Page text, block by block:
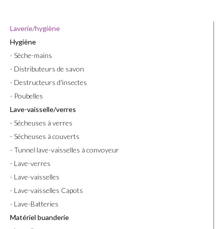
Laverie/hygiène
Hygiène
- Sèche-mains
- Distributeurs de savon
- Destructeurs d'insectes
- Poubelles
Lave-vaisselle/verres
- Sécheuses à verres
- Sécheuses à couverts
- Tunnel lave-vaisselles à convoyeur
- Lave-verres
- Lave-vaisselles
- Lave-vaisselles Capots
- Lave-Batteries
Matériel buanderie